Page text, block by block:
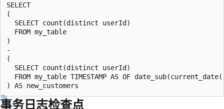
SELECT
(
  SELECT count(distinct userId)
  FROM my_table
)
-
(
  SELECT count(distinct userId)
FROM my_table TIMESTAMP AS OF
事务日志检查点